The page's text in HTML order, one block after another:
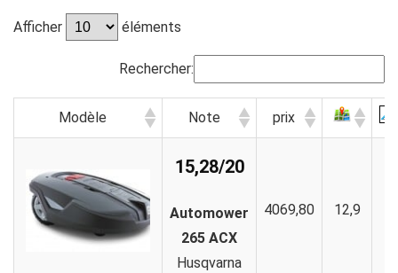
Afficher éléments
Rechercher:
Modèle Note prix
15,28/20
Automower
265 ACX
Husqvarna
4069,80 12,9